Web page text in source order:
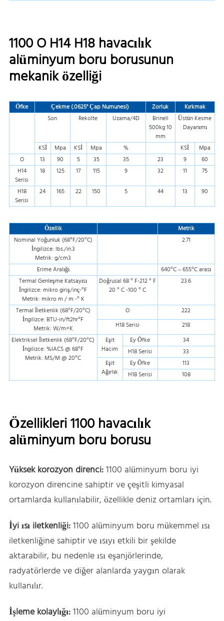
1100 O H14 H18 havacılık
alüminyum boru borusunun
mekanik özelliği
Öfke Çekme (.0625" Çap Numunesi) Zorluk
Kırkmak
Son
Rekolte Uzama/4D
Brinell
500kg 10
mm
Üstün Kesme
Dayanımı
KSİ Mpa KSİ Mpa % KSİ
Mpa
O
13 90 5 35 35 23 9
60
H14
Serisi
18 125 17 115 9 32 11 75
H18
Serisi
24 165 22 150 5 44 13 90
Özellik
Metrik
Nominal Yoğunluk (68°F/20°C)
İngilizce: lbs./in.3
Metrik: g/cm3
2.71
Erime Aralığı
640°C – 655°C arası
Termal Genleşme Katsayısı
İngilizce: mikro giriş/inç-°F
Metrik: mikro m / m -° K
Doğrusal 68 ° F-212 ° F
20 ° C -100 ° C
23.6
Termal İletkenlik (68°F/20°C)
İngilizce: BTU-in/ft2hr°F
Metrik: W/m×K
O
222
H18 Serisi
218
Elektriksel İletkenlik (68°F/20°C)
İngilizce: %IACS @ 68°F
Metrik: MS/M @ 20°C
Eşit
Hacim
Ey Öfke
34
H18 Serisi
33
Eşit
Ağırlık
Ey Öfke
113
H18 Serisi
108
Özellikleri 1100 havacılık
alüminyum boru borusu
Yüksek korozyon direnci:1100 alüminyum boru iyi
korozyon direncine sahiptir ve çeşitli kimyasal
ortamlarda kullanılabilir, özellikle deniz ortamları için.
İyi ısı iletkenliği:1100 alüminyum boru mükemmel ısı
iletkenliğine sahiptir ve ısıyı etkili bir şekilde
aktarabilir, bu nedenle ısı eşanjörlerinde,
radyatörlerde ve diğer alanlarda yaygın olarak
kullanılır.
İşleme kolaylığı:1100 alüminyum boru iyi